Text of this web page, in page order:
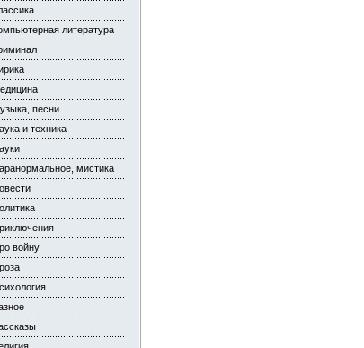
литература
песни
и техника
мистика
войну